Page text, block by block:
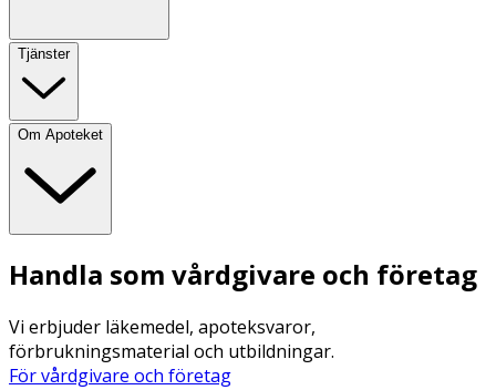
Tjänster
Om Apoteket
Handla som vårdgivare och företag
Vi erbjuder läkemedel, apoteksvaror,
förbrukningsmaterial och utbildningar.
För vårdgivare och företag